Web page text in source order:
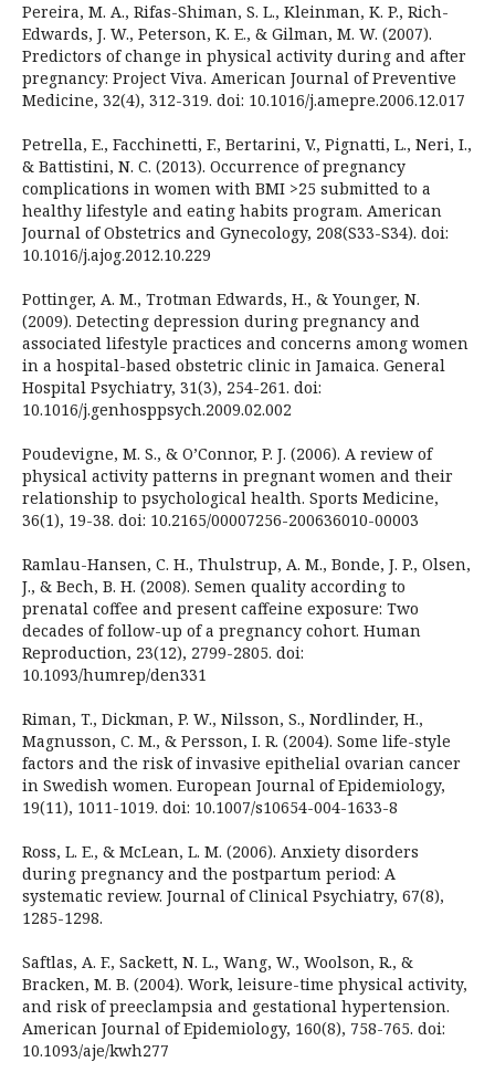
Pereira, M. A., Rifas-Shiman, S. L., Kleinman, K. P., Rich-
Edwards, J. W., Peterson, K. E., & Gilman, M. W. (2007).
Predictors of change in physical activity during and after
pregnancy: Project Viva. American Journal of Preventive
Medicine, 32(4), 312-319. doi: 10.1016/j.amepre.2006.12.017
Petrella, E., Facchinetti, F., Bertarini, V., Pignatti, L., Neri, I.,
& Battistini, N. C. (2013). Occurrence of pregnancy
complications in women with BMI >25 submitted to a
healthy lifestyle and eating habits program. American
Journal of Obstetrics and Gynecology, 208(S33-S34). doi:
10.1016/j.ajog.2012.10.229
Pottinger, A. M., Trotman Edwards, H., & Younger, N.
(2009). Detecting depression during pregnancy and
associated lifestyle practices and concerns among women
in a hospital-based obstetric clinic in Jamaica. General
Hospital Psychiatry, 31(3), 254-261. doi:
10.1016/j.genhosppsych.2009.02.002
Poudevigne, M. S., & O’Connor, P. J. (2006). A review of
physical activity patterns in pregnant women and their
relationship to psychological health. Sports Medicine,
36(1), 19-38. doi: 10.2165/00007256-200636010-00003
Ramlau-Hansen, C. H., Thulstrup, A. M., Bonde, J. P., Olsen,
J., & Bech, B. H. (2008). Semen quality according to
prenatal coffee and present caffeine exposure: Two
decades of follow-up of a pregnancy cohort. Human
Reproduction, 23(12), 2799-2805. doi:
10.1093/humrep/den331
Riman, T., Dickman, P. W., Nilsson, S., Nordlinder, H.,
Magnusson, C. M., & Persson, I. R. (2004). Some life-style
factors and the risk of invasive epithelial ovarian cancer
in Swedish women. European Journal of Epidemiology,
19(11), 1011-1019. doi: 10.1007/s10654-004-1633-8
Ross, L. E., & McLean, L. M. (2006). Anxiety disorders
during pregnancy and the postpartum period: A
systematic review. Journal of Clinical Psychiatry, 67(8),
1285-1298.
Saftlas, A. F., Sackett, N. L., Wang, W., Woolson, R., &
Bracken, M. B. (2004). Work, leisure-time physical activity,
and risk of preeclampsia and gestational hypertension.
American Journal of Epidemiology, 160(8), 758-765. doi:
10.1093/aje/kwh277